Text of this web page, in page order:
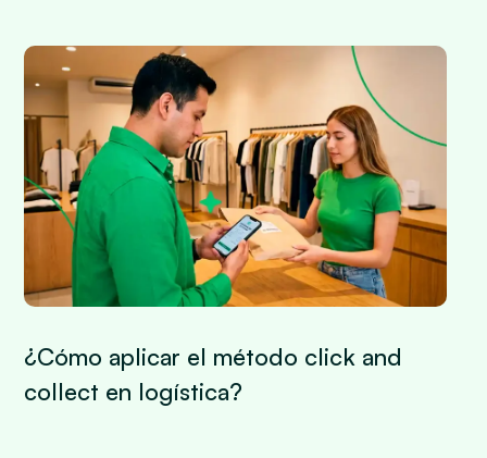
¿Cómo aplicar el método click and
collect en logística?